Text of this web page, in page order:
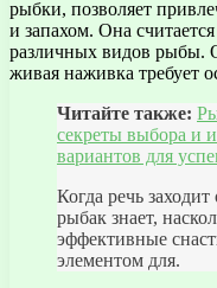
рыбки, позволяет
и запахом. Она
различных видов рыбы.
живая наживка требует
Читайте также:
секреты выбора и
вариантов для
Когда речь
рыбак знает,
эффективные
элементом для.